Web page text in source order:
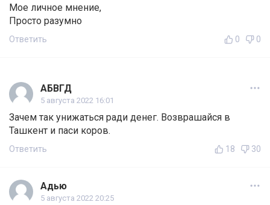
Мое личное мнение,
Просто разумно
Ответить 0 0
АБВГД
5 августа 2022 16:01
Зачем так унижаться ради денег. Возврашайся в
Ташкент и паси коров.
Ответить 18 30
Адью
5 августа 2022 20:25